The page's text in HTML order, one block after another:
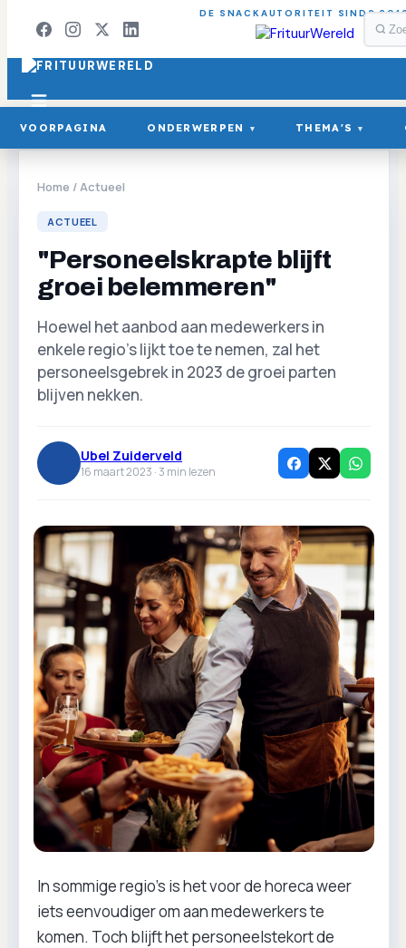
DE SNACKAUTORITEIT SINDS
VOORPAGINA ONDERWERPEN ▾ THEMA'S ▾
Home /Actueel
ACTUEEL
"Personeelskrapte blijft
groei belemmeren"
Hoewel het aanbod aan medewerkers in
enkele regio's lijkt toe te nemen, zal het
personeelsgebrek in 2023 de groei parten
blijven nekken.
Ubel Zuiderveld
16 maart 2023 ·3 min lezen
In sommige regio’s is het voor de horeca weer
iets eenvoudiger om aan medewerkers te
komen. Toch blijft het personeelstekort de